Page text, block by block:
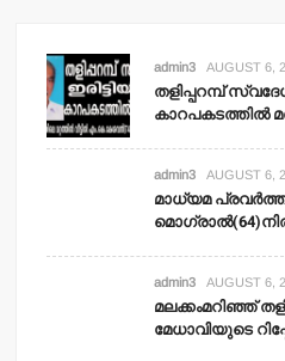
admin3 AUGUST 6,
തളിപ്പറമ്പ്
കാറപകടത്തില്‍
admin3 AUGUST 6,
മാധ്യമ
admin3 AUGUST 6,
മലക്കംമറിഞ്ഞ്
മേധാവിയുടെ